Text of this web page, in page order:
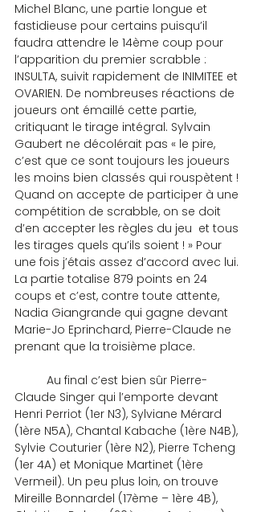
Michel Blanc, une partie longue et
fastidieuse pour certains puisqu’il
faudra attendre le 14ème coup pour
l’apparition du premier scrabble :
INSULTA, suivit rapidement de INIMITEE et
OVARIEN. De nombreuses réactions de
joueurs ont émaillé cette partie,
critiquant le tirage intégral. Sylvain
Gaubert ne décolérait pas « le pire,
c’est que ce sont toujours les joueurs
les moins bien classés qui rouspètent !
Quand on accepte de participer à une
compétition de scrabble, on se doit
d’en accepter les règles du jeu  et tous
les tirages quels qu’ils soient ! » Pour
une fois j’étais assez d’accord avec lui.
La partie totalise 879 points en 24
coups et c’est, contre toute attente,
Nadia Giangrande qui gagne devant
Marie-Jo Eprinchard, Pierre-Claude ne
prenant que la troisième place.
Claude Singer qui l’emporte devant
Henri Perriot (1er N3), Sylviane Mérard
(1ère N5A), Chantal Kabache (1ère N4B),
Sylvie Couturier (1ère N2), Pierre Tcheng
(1er 4A) et Monique Martinet (1ère
Vermeil). Un peu plus loin, on trouve
Mireille Bonnardel (17ème – 1ère 4B),